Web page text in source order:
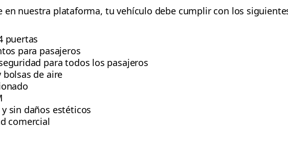
en nuestra plataforma, tu vehículo debe cumplir con los
puertas
para pasajeros
para todos los pasajeros
bolsas de aire
sin daños estéticos
comercial